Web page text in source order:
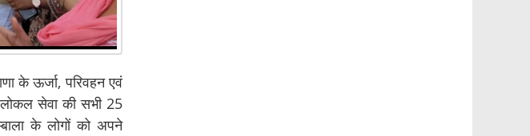
के ऊर्जा, परिवहन एवं
लोकल सेवा की सभी 25
के लोगों को अपने